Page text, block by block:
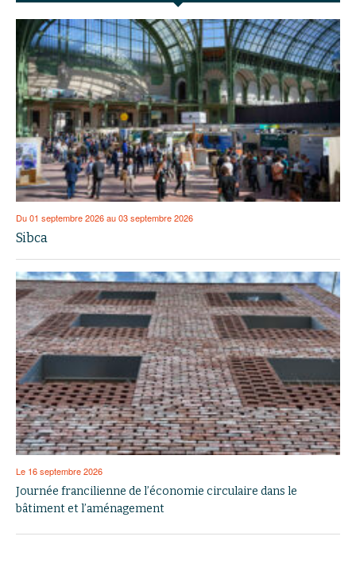
Du 01 septembre 2026 au 03 septembre 2026
Sibca
Le 16 septembre 2026
Journée francilienne de l’économie circulaire dans le
bâtiment et l’aménagement